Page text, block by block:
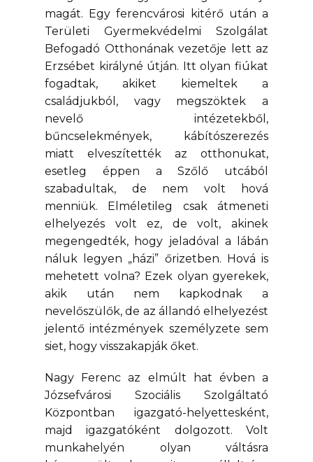
magát. Egy ferencvárosi kitérő után a
Területi Gyermekvédelmi Szolgálat
Befogadó Otthonának vezetője lett az
Erzsébet királyné útján. Itt olyan fiúkat
fogadtak, akiket kiemeltek a
családjukból, vagy megszöktek a
nevelő intézetekből,
bűncselekmények, kábítószerezés
miatt elveszítették az otthonukat,
esetleg éppen a Szőlő utcából
szabadultak, de nem volt hová
menniük. Elméletileg csak átmeneti
elhelyezés volt ez, de volt, akinek
megengedték, hogy jeladóval a lábán
náluk legyen „házi” őrizetben. Hová is
mehetett volna? Ezek olyan gyerekek,
akik után nem kapkodnak a
nevelőszülők, de az állandó elhelyezést
jelentő intézmények személyzete sem
siet, hogy visszakapják őket.
Nagy Ferenc az elmúlt hat évben a
Józsefvárosi Szociális Szolgáltató
Központban igazgató-helyettesként,
majd igazgatóként dolgozott. Volt
munkahelyén olyan váltásra